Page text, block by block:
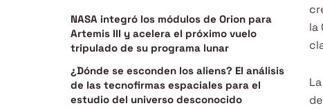
NASA integró los módulos de Orion para
Artemis III y acelera el próximo vuelo
tripulado de su programa lunar
¿Dónde se esconden los aliens? El análisis
de las tecnofirmas espaciales para el
estudio del universo desconocido
la